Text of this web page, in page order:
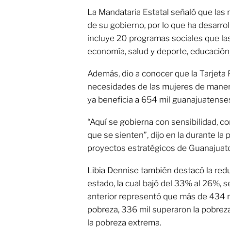
La Mandataria Estatal señaló que
de su gobierno, por lo que ha
incluye 20 programas sociales que
economía, salud y deporte,
Además, dio a conocer que la Tarjeta
necesidades de las mujeres de
ya beneficia a 654 mil
“Aquí se gobierna con sensibilidad,
que se sienten”, dijo en la durante la
proyectos estratégicos de
Libia Dennise también destacó la
estado, la cual bajó del 33% al 26%,
anterior representó que más de 434
pobreza, 336 mil superaron la
la pobreza extrema.